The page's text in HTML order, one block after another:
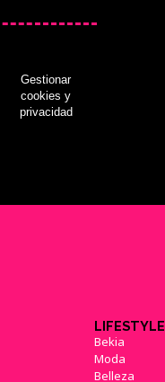
Gestionar
cookies y
privacidad
LIFESTYLE
Bekia
Moda
Belleza